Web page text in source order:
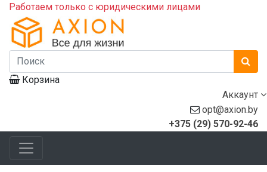
Работаем только с юридическими лицами
Корзина
Аккаунт
opt@axion.by
+375 (29) 570-92-46